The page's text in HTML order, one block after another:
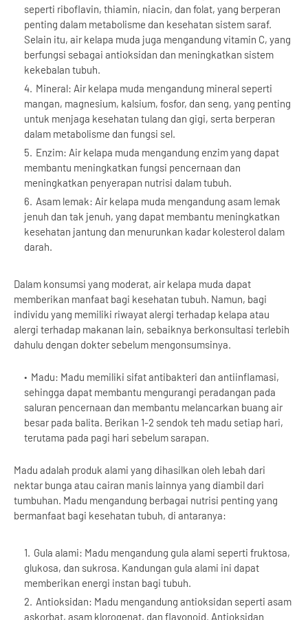
seperti riboflavin, thiamin, niacin, dan folat, yang berperan
penting dalam metabolisme dan kesehatan sistem saraf.
Selain itu, air kelapa muda juga mengandung vitamin C, yang
berfungsi sebagai antioksidan dan meningkatkan sistem
kekebalan tubuh.
Mineral: Air kelapa muda mengandung mineral seperti
mangan, magnesium, kalsium, fosfor, dan seng, yang penting
untuk menjaga kesehatan tulang dan gigi, serta berperan
dalam metabolisme dan fungsi sel.
Enzim: Air kelapa muda mengandung enzim yang dapat
membantu meningkatkan fungsi pencernaan dan
meningkatkan penyerapan nutrisi dalam tubuh.
Asam lemak: Air kelapa muda mengandung asam lemak
jenuh dan tak jenuh, yang dapat membantu meningkatkan
kesehatan jantung dan menurunkan kadar kolesterol dalam
darah.
Dalam konsumsi yang moderat, air kelapa muda dapat
memberikan manfaat bagi kesehatan tubuh. Namun, bagi
individu yang memiliki riwayat alergi terhadap kelapa atau
alergi terhadap makanan lain, sebaiknya berkonsultasi terlebih
dahulu dengan dokter sebelum mengonsumsinya.
Madu: Madu memiliki sifat antibakteri dan antiinflamasi,
sehingga dapat membantu mengurangi peradangan pada
saluran pencernaan dan membantu melancarkan buang air
besar pada balita. Berikan 1-2 sendok teh madu setiap hari,
terutama pada pagi hari sebelum sarapan.
Madu adalah produk alami yang dihasilkan oleh lebah dari
nektar bunga atau cairan manis lainnya yang diambil dari
tumbuhan. Madu mengandung berbagai nutrisi penting yang
bermanfaat bagi kesehatan tubuh, di antaranya:
Gula alami: Madu mengandung gula alami seperti fruktosa,
glukosa, dan sukrosa. Kandungan gula alami ini dapat
memberikan energi instan bagi tubuh.
Antioksidan: Madu mengandung antioksidan seperti asam
askorbat, asam klorogenat, dan flavonoid. Antioksidan